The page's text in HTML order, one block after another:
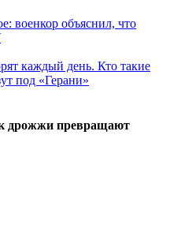
военкор объяснил, что
каждый день. Кто такие
под «Герани»
дрожжи превращают